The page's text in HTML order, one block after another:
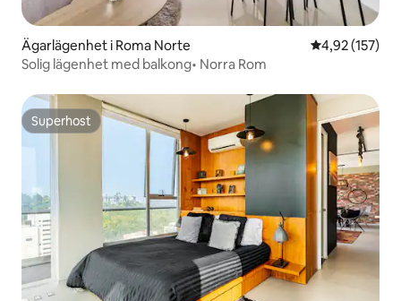
Ägarlägenhet i Roma Norte 4,92 av 5 i
4,92 (157)
Solig lägenhet med balkong• Norra Rom
Superhost
Superhost